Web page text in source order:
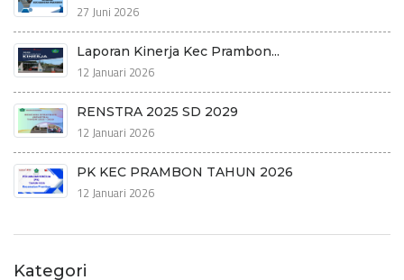
27 Juni 2026
Laporan Kinerja Kec Prambon...
12 Januari 2026
RENSTRA 2025 SD 2029
12 Januari 2026
PK KEC PRAMBON TAHUN 2026
12 Januari 2026
Kategori